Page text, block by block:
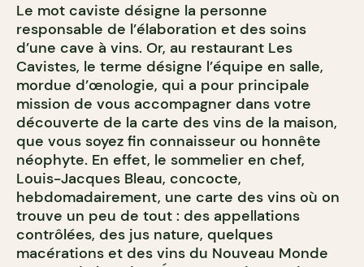
Le mot caviste désigne la personne
responsable de l’élaboration et des soins
d’une cave à vins. Or, au restaurant Les
Cavistes, le terme désigne l’équipe en salle,
mordue d’œnologie, qui a pour principale
mission de vous accompagner dans votre
découverte de la carte des vins de la maison,
que vous soyez fin connaisseur ou honnête
néophyte. En effet, le sommelier en chef,
Louis-Jacques Bleau, concocte,
hebdomadairement, une carte des vins où on
trouve un peu de tout : des appellations
contrôlées, des jus nature, quelques
macérations et des vins du Nouveau Monde